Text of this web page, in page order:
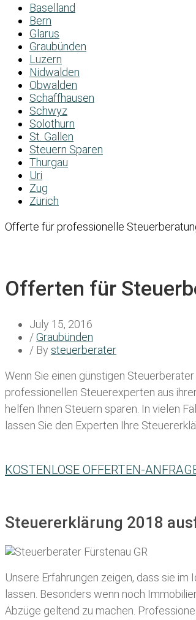
Baselland
Bern
Glarus
Graubünden
Luzern
Nidwalden
Obwalden
Schaffhausen
Schwyz
Solothurn
St. Gallen
Steuern Sparen
Thurgau
Uri
Zug
Zürich
Offerte für professionelle
Offerten für
July 15, 2016
/Graubünden
/ By steuerberater
Wenn Sie einen günstigen Steuerberater
professionellen Steuerexperten aus
helfen Ihnen Steuern sparen. In vielen
lassen Sie den Experten Ihre
KOSTENLOSE OFFERTEN-
Steuererklärung 2018
Unsere Erfahrungen zeigen, dass sie
lassen . Besonders wenn noch
Abzüge geltend zu machen.